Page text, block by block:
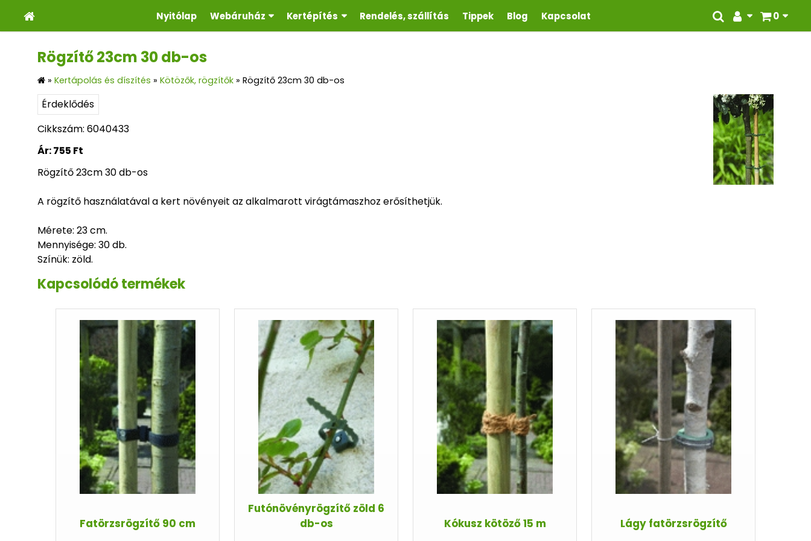
0
Nyitólap Webáruház Kertépítés Rendelés, szállítás Tippek Blog Kapcsolat
Rögzítő 23cm 30 db-os
» Kertápolás és díszítés » Kötözők, rögzítők » Rögzítő 23cm 30 db-os
Érdeklődés
Cikkszám: 6040433
Ár:755 Ft
Rögzítő 23cm 30 db-os
A rögzítő használatával a kert növényeit az alkalmarott virágtámaszhoz erősíthetjük.
Mérete: 23 cm.
Mennyisége: 30 db.
Színük: zöld.
Kapcsolódó termékek
Fatörzsrögzítő 90 cm
Futónövényrögzítő zöld 6
db-os
Kókusz kötöző 15 m Lágy fatörzsrögzítő